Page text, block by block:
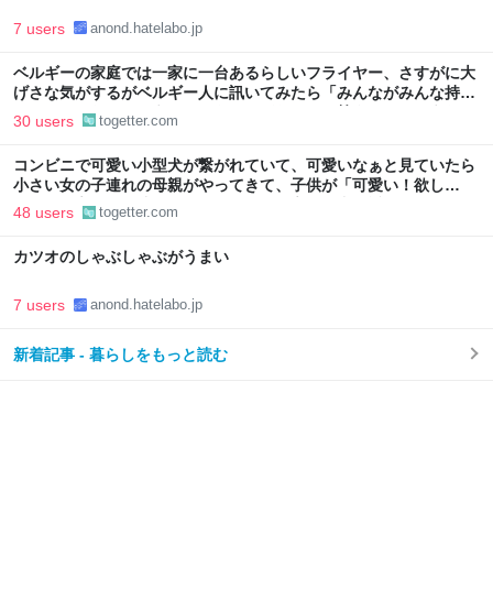
7 users anond.hatelabo.jp
ベルギーの家庭では一家に一台あるらしいフライヤー、さすがに大
げさな気がするがベルギー人に訊いてみたら「みんながみんな持っ
てるわけやないで。うちにはあるけどな」とか答えるんだろうな
30 users togetter.com
コンビニで可愛い小型犬が繋がれていて、可愛いなぁと見ていたら
小さい女の子連れの母親がやってきて、子供が「可愛い！欲し
い！」と言うと「連れて帰ろうか？」と言って犬に近づいて行った
48 users togetter.com
カツオのしゃぶしゃぶがうまい
7 users anond.hatelabo.jp
新着記事 - 暮らしをもっと読む